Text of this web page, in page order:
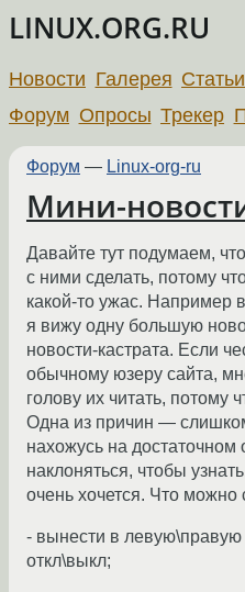
LINUX.ORG.RU
Новости Галерея Статьи
Форум Опросы Трекер
Форум — Linux-org-ru
Мини-
Давайте тут подумаем,
с ними сделать, потому
какой-то ужас. Например
я вижу одну большую
новости-кастрата. Если
обычному юзеру сайта,
голову их читать, потому
Одна из причин —
нахожусь на достаточном
наклоняться, чтобы
очень хочется. Что можно
- вынести в
откл\выкл;